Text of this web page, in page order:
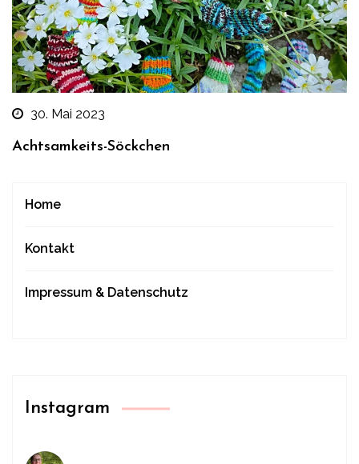
30. Mai 2023
Achtsamkeits-Söckchen
Home
Kontakt
Impressum & Datenschutz
Instagram